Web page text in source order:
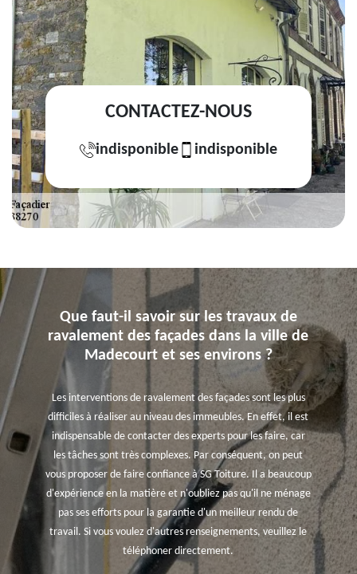
CONTACTEZ-NOUS
indisponible indisponible
Que faut-il savoir sur les travaux de
ravalement des façades dans la ville de
Madecourt et ses environs ?
Les interventions de ravalement des façades sont les plus
difficiles à réaliser au niveau des immeubles. En effet, il est
indispensable de contacter des experts pour les faire, car
les tâches sont très complexes. Par conséquent, on peut
vous proposer de faire confiance à SG Toiture. Il a beaucoup
d'expérience en la matière et n'oubliez pas qu'il ne ménage
pas ses efforts pour la garantie d'un meilleur rendu de
travail. Si vous voulez d'autres renseignements, veuillez le
téléphoner directement.